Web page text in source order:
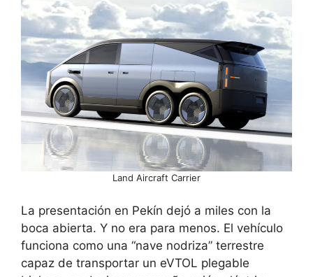
Land Aircraft Carrier
La presentación en Pekín dejó a miles con la
boca abierta. Y no era para menos. El vehículo
funciona como una “nave nodriza” terrestre
capaz de transportar un eVTOL plegable